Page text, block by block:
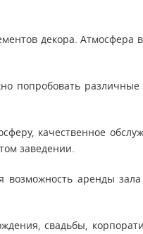
декора. Атмосфера
попробовать
качественное
заведении.
аренды
свадьбы,